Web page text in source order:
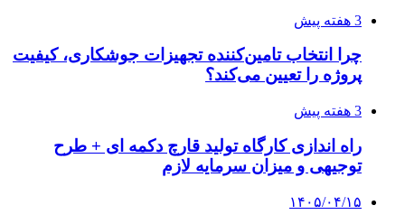
3 هفته پیش
چرا انتخاب تامین‌کننده تجهیزات جوشکاری، کیفیت
پروژه را تعیین می‌کند؟
3 هفته پیش
راه اندازی کارگاه تولید قارچ دکمه ای + طرح
توجیهی و میزان سرمایه لازم
۱۴۰۵/۰۴/۱۵